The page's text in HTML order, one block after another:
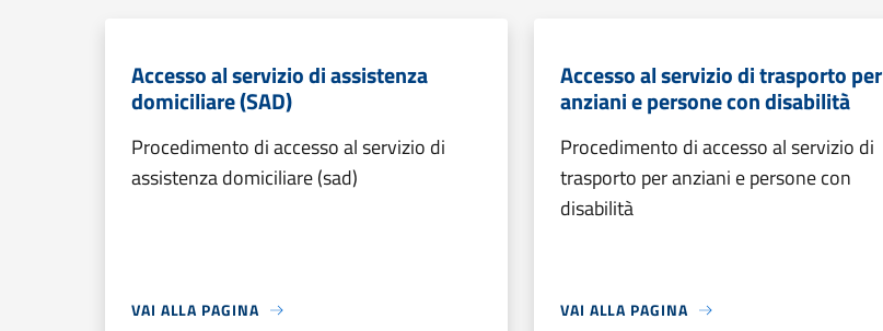
Accesso al servizio di assistenza
domiciliare (SAD)
Procedimento di accesso al servizio di
assistenza domiciliare (sad)
VAI ALLA PAGINA
Accesso al servizio di trasporto per
anziani e persone con disabilità
Procedimento di accesso al servizio di
trasporto per anziani e persone con
disabilità
VAI ALLA PAGINA